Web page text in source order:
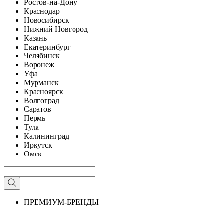
Ростов-на-Дону
Краснодар
Новосибирск
Нижний Новгород
Казань
Екатеринбург
Челябинск
Воронеж
Уфа
Мурманск
Красноярск
Волгоград
Саратов
Пермь
Тула
Калининград
Иркутск
Омск
ПРЕМИУМ-БРЕНДЫ